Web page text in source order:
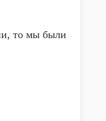
то мы были